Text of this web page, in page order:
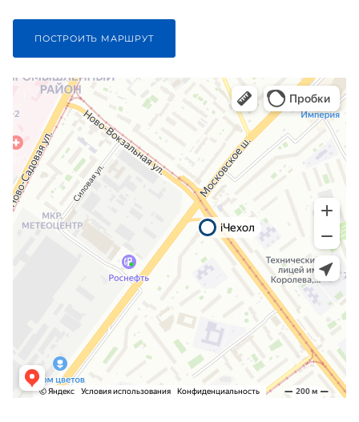
ПОСТРОИТЬ МАРШРУТ